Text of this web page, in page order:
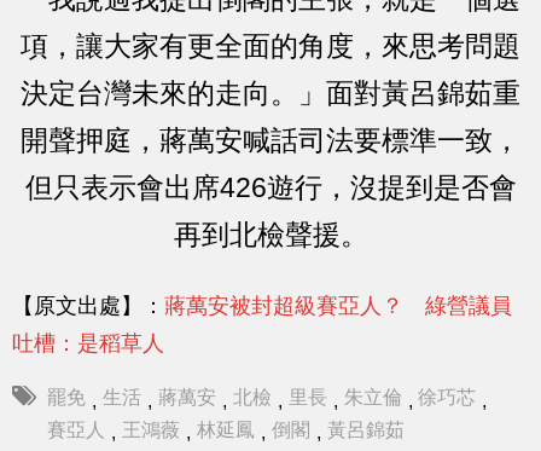
項，讓大家有更全面的角度，來思考問題
決定台灣未來的走向。」面對黃呂錦茹重
開聲押庭，蔣萬安喊話司法要標準一致，
但只表示會出席426遊行，沒提到是否會
再到北檢聲援。
【原文出處】： 蔣萬安被封超級賽亞人？ 綠營議員
吐槽：是稻草人
罷免 生活 蔣萬安 北檢 里長 朱立倫 徐巧芯
賽亞人 , 王鴻薇 , 林延鳳 , 倒閣 , 黃呂錦茹